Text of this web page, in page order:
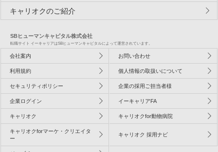
キャリオクのご紹介
SBヒューマンキャピタル株式会社
転職サイト イーキャリアはSBヒューマンキャピタルによって運営されています。
会社案内 お問い合わせ
利用規約 個人情報の取扱いについて
セキュリティポリシー 企業の採用ご担当者様
企業ログイン イーキャリアFA
キャリオク キャリオクfor動物病院
キャリオクforマーケ・クリエイタ
ー
キャリオク 採用ナビ